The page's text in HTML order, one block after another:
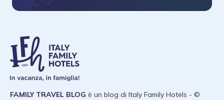
FAMILY TRAVEL BLOG è un blog di Italy Family Hotels - ©